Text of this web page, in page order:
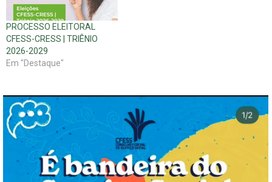
PROCESSO ELEITORAL
CFESS-CRESS | TRIÊNIO
2026-2029
Em "Destaque"